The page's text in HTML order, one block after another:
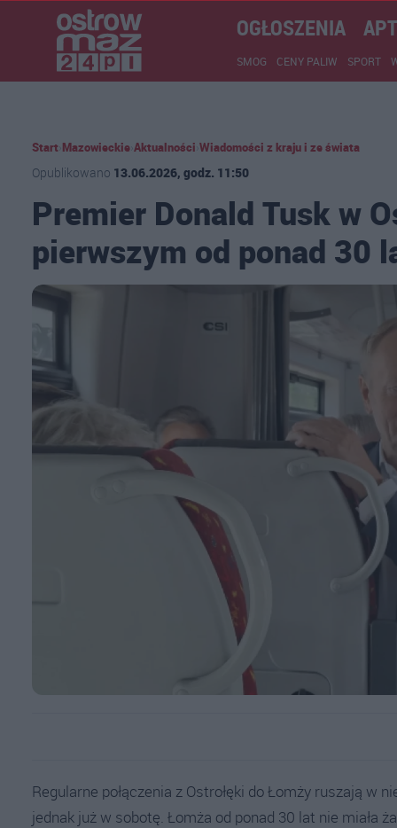
OGŁOSZENIA
SMOG CENY PALIW SPORT
Start Mazowieckie Aktualności Wiadomości z kraju i ze świata
Opublikowano 13.06.2026, godz. 11:50
Premier Donald Tusk w
pierwszym od ponad 30
Regularne połączenia z Ostrołęki do Łomży ruszają w
jednak już w sobotę. Łomża od ponad 30 lat nie miała